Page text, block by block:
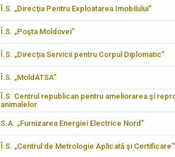
Î.S. „Direcţia Pentru Exploatarea Imobilului”
Î.S. „Poşta Moldovei”
Î.S. „Direcţia Servicii pentru Corpul Diplomatic”
Î.S. „MoldATSA”
Î.S. Centrul republican pentru ameliorarea şi
animalelor
S.A. „Furnizarea Energiei Electrice Nord”
Î.S. „Centrul de Metrologie Aplicată şi Certificare”